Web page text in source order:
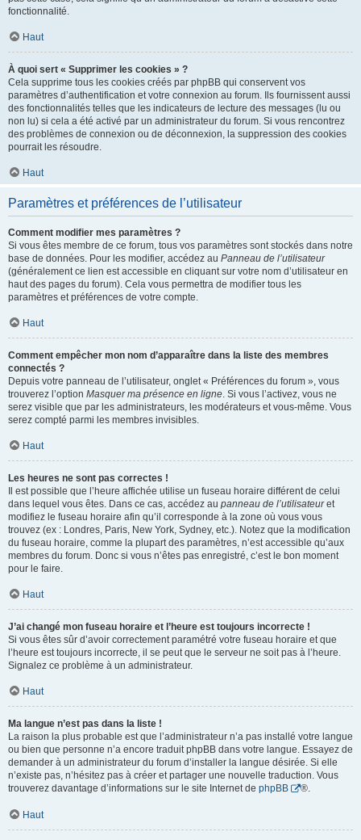
fonctionnalité.
Haut
À quoi sert « Supprimer les cookies » ?
Cela supprime tous les cookies créés par phpBB qui conservent vos
paramètres d’authentification et votre connexion au forum. Ils fournissent aussi
des fonctionnalités telles que les indicateurs de lecture des messages (lu ou
non lu) si cela a été activé par un administrateur du forum. Si vous rencontrez
des problèmes de connexion ou de déconnexion, la suppression des cookies
pourrait les résoudre.
Haut
Paramètres et préférences de l’utilisateur
Comment modifier mes paramètres ?
Si vous êtes membre de ce forum, tous vos paramètres sont stockés dans notre
base de données. Pour les modifier, accédez au Panneau de l’utilisateur
(généralement ce lien est accessible en cliquant sur votre nom d’utilisateur en
haut des pages du forum). Cela vous permettra de modifier tous les
paramètres et préférences de votre compte.
Haut
Comment empêcher mon nom d’apparaître dans la liste des membres
connectés ?
Depuis votre panneau de l’utilisateur, onglet « Préférences du forum », vous
trouverez l’option Masquer ma présence en ligne. Si vous l’activez, vous ne
serez visible que par les administrateurs, les modérateurs et vous-même. Vous
serez compté parmi les membres invisibles.
Haut
Les heures ne sont pas correctes !
Il est possible que l’heure affichée utilise un fuseau horaire différent de celui
dans lequel vous êtes. Dans ce cas, accédez au panneau de l’utilisateuret
modifiez le fuseau horaire afin qu’il corresponde à la zone où vous vous
trouvez (ex : Londres, Paris, New York, Sydney, etc.). Notez que la modification
du fuseau horaire, comme la plupart des paramètres, n’est accessible qu’aux
membres du forum. Donc si vous n’êtes pas enregistré, c’est le bon moment
pour le faire.
Haut
J’ai changé mon fuseau horaire et l’heure est toujours incorrecte !
Si vous êtes sûr d’avoir correctement paramétré votre fuseau horaire et que
l’heure est toujours incorrecte, il se peut que le serveur ne soit pas à l’heure.
Signalez ce problème à un administrateur.
Haut
Ma langue n’est pas dans la liste !
La raison la plus probable est que l’administrateur n’a pas installé votre langue
ou bien que personne n’a encore traduit phpBB dans votre langue. Essayez de
demander à un administrateur du forum d’installer la langue désirée. Si elle
n’existe pas, n’hésitez pas à créer et partager une nouvelle traduction. Vous
trouverez davantage d’informations sur le site Internet de phpBB ®.
Haut